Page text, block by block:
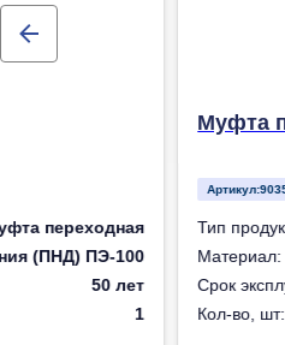
переходная
(ПНД) ПЭ-100
50 лет
1
Муфта
Артикул:
Тип
Материал:
Срок
Кол-во, шт: